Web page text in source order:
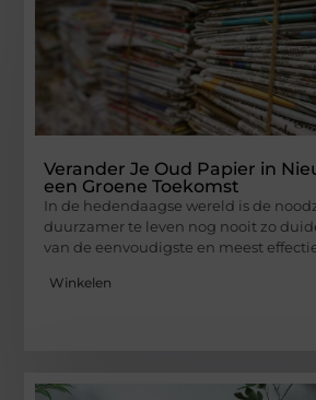
Verander Je Oud Papier in
een Groene Toekomst
In de hedendaagse wereld is de
duurzamer te leven nog nooit zo
van de eenvoudigste en meest
Winkelen